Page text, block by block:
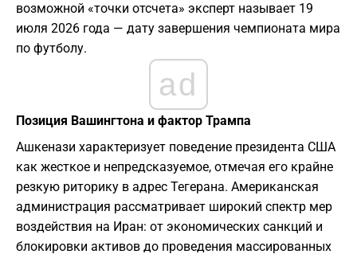
возможной «точки отсчета» эксперт называет 19
июля 2026 года — дату завершения чемпионата мира
по футболу.
ad
Позиция Вашингтона и фактор Трампа
Ашкенази характеризует поведение президента США
как жесткое и непредсказуемое, отмечая его крайне
резкую риторику в адрес Тегерана. Американская
администрация рассматривает широкий спектр мер
воздействия на Иран: от экономических санкций и
блокировки активов до проведения массированных